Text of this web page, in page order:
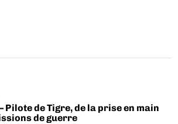
Pilote de Tigre, de la prise en main
de guerre